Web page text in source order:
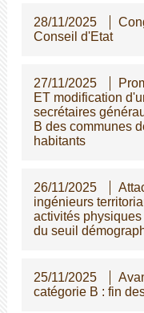
28/11/2025
Conseil d'Etat
27/11/2025
ET modification
secrétaires
B des communes
habitants
26/11/2025
ingénieurs
activités
du seuil
25/11/2025
catégorie B : fin